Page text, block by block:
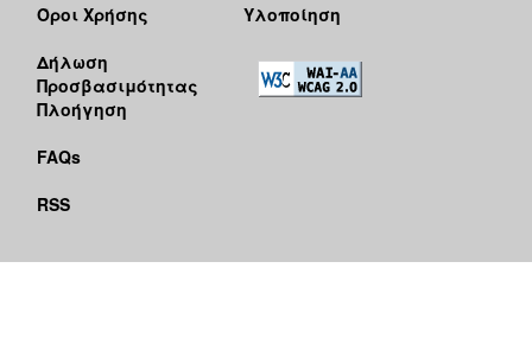
Όροι Χρήσης
Δήλωση
Προσβασιμότητας
Πλοήγηση
FAQs
RSS
Υλοποίηση